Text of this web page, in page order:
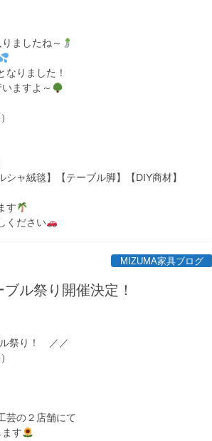
ましたね～
なりました！
ますよ～
ャ絨毯】【テーブル脚】【DIY商材】
す
ください
MIZUMA家具ブログ
ル祭り開催決定！
祭り！ ／／
芸の２店舗にて
す